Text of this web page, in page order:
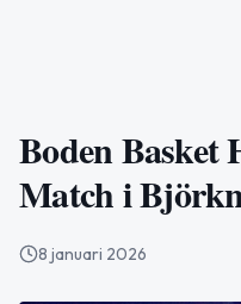
Boden Basket
Match i
8 januari 2026